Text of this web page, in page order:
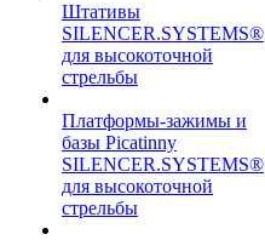
Штативы
SILENCER.SYSTEMS®
для высокоточной
стрельбы
Платформы-зажимы и
базы Picatinny
SILENCER.SYSTEMS®
для высокоточной
стрельбы